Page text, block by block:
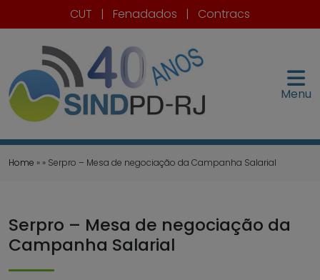
CUT | Fenadados | Contracs
Menu
Home » » Serpro – Mesa de negociação da Campanha Salarial
Serpro – Mesa de negociação da
Campanha Salarial